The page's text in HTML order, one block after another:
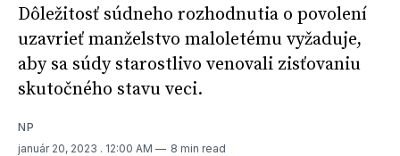
Dôležitosť súdneho rozhodnutia o povolení
uzavrieť manželstvo maloletému vyžaduje,
aby sa súdy starostlivo venovali zisťovaniu
skutočného stavu veci.
NP
január 20, 2023 . 12:00 AM 8 min read